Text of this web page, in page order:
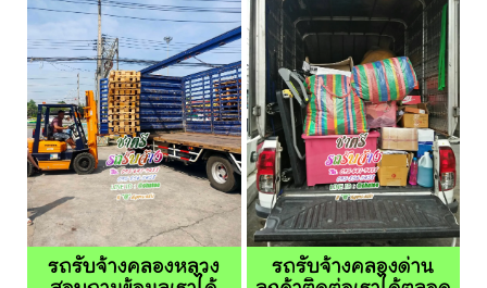
รถรับจ้างคลองหลวง
รถรับจ้างคลองด่าน